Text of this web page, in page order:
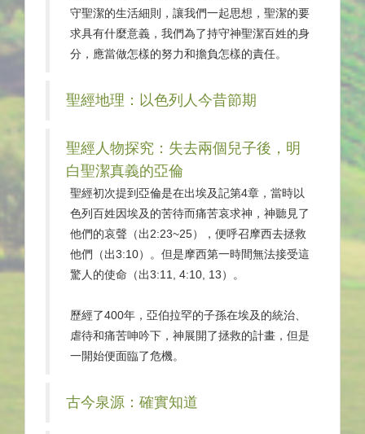
守聖潔的生活細則，讓我們一起思想，聖潔的要
求具有什麼意義，我們為了持守神聖潔百姓的身
分，應當做怎樣的努力和擔負怎樣的責任。
聖經地理：以色列人今昔節期
聖經人物探究：失去兩個兒子後，明
白聖潔真義的亞倫
聖經初次提到亞倫是在出埃及記第4章，當時以
色列百姓因埃及的苦待而痛苦哀求神，神聽見了
他們的哀聲（出2:23~25），便呼召摩西去拯救
他們（出3:10）。但是摩西第一時間無法接受這
驚人的使命（出3:11, 4:10, 13）。
歷經了400年，亞伯拉罕的子孫在埃及的統治、
虐待和痛苦呻吟下，神展開了拯救的計畫，但是
一開始便面臨了危機。
古今泉源：確實知道